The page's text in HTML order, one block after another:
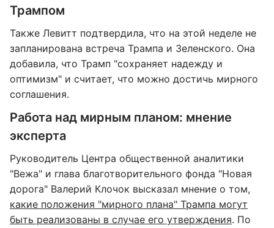
Трампом
Также Левитт подтвердила, что на этой неделе не
запланирована встреча Трампа и Зеленского. Она
добавила, что Трамп "сохраняет надежду и
оптимизм" и считает, что можно достичь мирного
соглашения.
Работа над мирным планом: мнение
эксперта
Руководитель Центра общественной аналитики
"Вежа" и глава благотворительного фонда "Новая
дорога" Валерий Клочок высказал мнение о том,
какие положения "мирного плана" Трампа могут
быть реализованы в случае его утверждения. По